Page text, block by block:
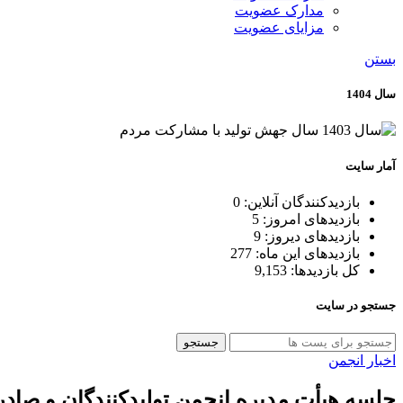
مدارک عضویت
مزایای عضویت
بستن
سال 1404
آمار سایت
بازدیدکنندگان آنلاین: 0
بازدیدهای امروز: 5
بازدیدهای دیروز: 9
بازدیدهای این ماه: 277
کل بازدیدها: 9,153
جستجو در سایت
جستجو
اخبار انجمن